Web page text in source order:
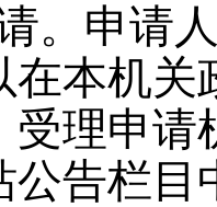
。申请
在本机
受理申
公告栏